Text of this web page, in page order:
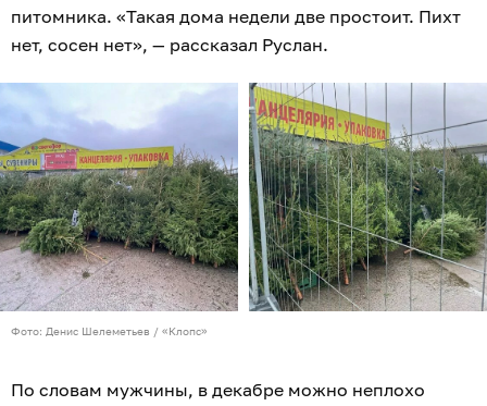
питомника. «Такая дома недели две простоит. Пихт
нет, сосен нет», — рассказал Руслан.
Фото: Денис Шелеметьев / «Клопс»
По словам мужчины, в декабре можно неплохо